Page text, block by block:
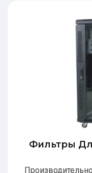
Фильтры